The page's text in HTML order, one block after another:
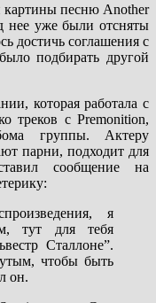
картины песню Another
нее уже были отсняты
достичь соглашения с
подбирать другой
которая работала с
треков с Premonition,
группы. Актеру
парни, подходит для
сообщение на
я
тут для тебя
Сталлоне”.
чтобы быть
он.